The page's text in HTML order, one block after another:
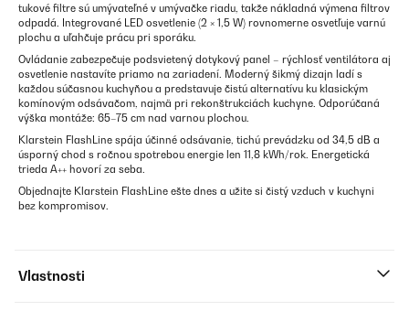
tukové filtre sú umývateľné v umývačke riadu, takže nákladná výmena filtrov
odpadá. Integrované LED osvetlenie (2 × 1,5 W) rovnomerne osvetľuje varnú
plochu a uľahčuje prácu pri sporáku.
Ovládanie zabezpečuje podsvietený dotykový panel – rýchlosť ventilátora aj
osvetlenie nastavíte priamo na zariadení. Moderný šikmý dizajn ladí s
každou súčasnou kuchyňou a predstavuje čistú alternatívu ku klasickým
komínovým odsávačom, najmä pri rekonštrukciách kuchyne. Odporúčaná
výška montáže: 65–75 cm nad varnou plochou.
Klarstein FlashLine spája účinné odsávanie, tichú prevádzku od 34,5 dB a
úsporný chod s ročnou spotrebou energie len 11,8 kWh/rok. Energetická
trieda A++ hovorí za seba.
Objednajte Klarstein FlashLine ešte dnes a užite si čistý vzduch v kuchyni
bez kompromisov.
Vlastnosti